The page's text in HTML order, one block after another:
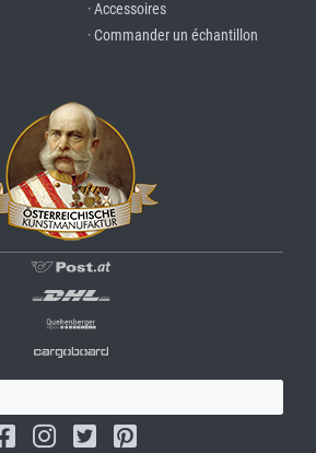
· Accessoires
· Commander un échantillon